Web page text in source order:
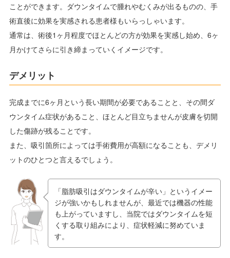
ことができます。ダウンタイムで腫れやむくみが出るものの、手
術直後に効果を実感される患者様もいらっしゃいます。
通常は、術後1ヶ月程度でほとんどの方が効果を実感し始め、6ヶ
月かけてさらに引き締まっていくイメージです。
デメリット
完成までに6ヶ月という長い期間が必要であることと、その間ダ
ウンタイム症状があること、ほとんど目立ちませんが皮膚を切開
した傷跡が残ることです。
また、吸引箇所によっては手術費用が高額になることも、デメリ
ットのひとつと言えるでしょう。
「脂肪吸引はダウンタイムが辛い」というイメー
ジが強いかもしれませんが、最近では機器の性能
も上がっていますし、当院ではダウンタイムを短
くする取り組みにより、症状軽減に努めていま
す。